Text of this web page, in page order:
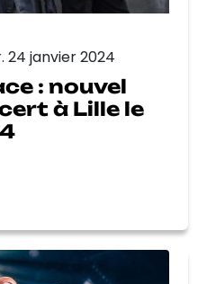
24 janvier 2024
: nouvel
à Lille le